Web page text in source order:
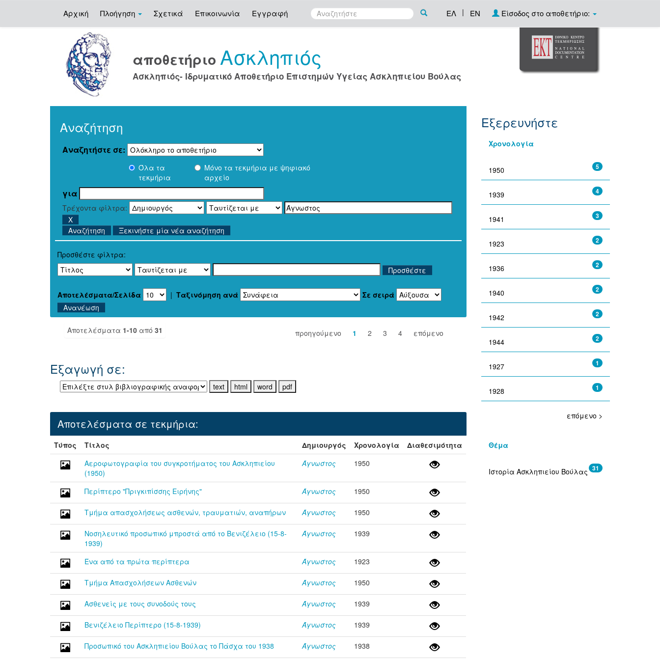
Αρχική Πλοήγηση Σχετικά Επικοινωνία Εγγραφή ΕΛ | EN Είσοδος στο αποθετήριο:
αποθετήριοΑσκληπιός
Ασκληπιός- Ιδρυματικό Αποθετήριο Επιστημών Υγείας Ασκληπιείου Βούλας
Αναζήτηση
Αναζητήστε σε:
Όλα τα
τεκμήρια
Μόνο τα τεκμήρια με ψηφιακό
αρχείο
για
Τρέχοντα φίλτρα:
Ξεκινήστε μία νέα αναζήτηση
Προσθέστε φίλτρα:
Αποτελέσματα/Σελίδα | Ταξινόμηση ανά Σε σειρά
Αποτελέσματα 1-10 από 31 προηγούμενο 1 2 3 4 επόμενο
Εξαγωγή σε:
Αποτελέσματα σε τεκμήρια:
Τύπος Τίτλος Δημιουργός Χρονολογία
Διαθεσιμότητα
Αεροφωτογραφία του συγκροτήματος του Ασκληπιείου
(1950)
Άγνωστος 1950
Περίπτερο "Πριγκιπίσσης Ειρήνης" Άγνωστος 1950
Τμήμα απασχολήσεως ασθενών, τραυματιών, αναπήρων Άγνωστος 1950
Νοσηλευτικό προσωπικό μπροστά από το Βενιζέλειο (15-8-
1939)
Άγνωστος 1939
Ένα από τα πρώτα περίπτερα Άγνωστος 1923
Τμήμα Απασχολήσεων Ασθενών Άγνωστος 1950
Ασθενείς με τους συνοδούς τους Άγνωστος 1939
Βενιζέλειο Περίπτερο (15-8-1939) Άγνωστος 1939
Προσωπικό του Ασκληπιείου Βούλας το Πάσχα του 1938 Άγνωστος 1938
Εξερευνήστε
Χρονολογία
5
1950
4
1939
3
1941
2
1923
2
1936
2
1940
2
1942
2
1944
1
1927
1
1928
επόμενο >
Θέμα
31
Ιστορία Ασκληπιείου Βούλας